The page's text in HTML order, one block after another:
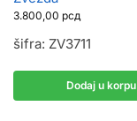
3.800,00 рсд
šifra: ZV3711
Dodaj u korpu